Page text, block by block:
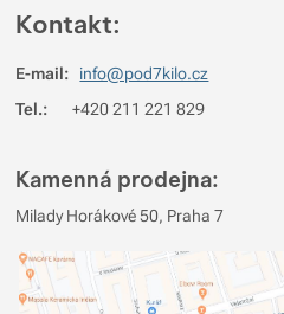
Recenzí s hodnocením
0%
Recenzí s hodnocením
0%
Pro vkládání recenzí je nutné se přihlásit.
Recenze
David Nobis
Kontakt:
E-mail:
info@pod7kilo.cz
Tel.: +420 211 221 829
Kamenná prodejna:
Milady Horákové 50, Praha 7